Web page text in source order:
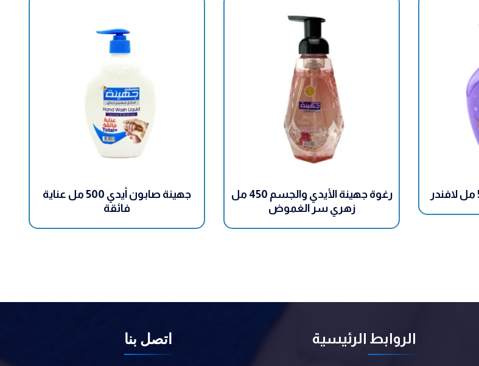
رغوة جهينة الأيدي والجسم 450 مل
زهري سر الغموض
جهينة صابون أيدي 500 مل عناية
فائقة
الروابط الرئيسية اتصل بنا